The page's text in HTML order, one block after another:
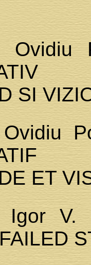
SI
ET
V.